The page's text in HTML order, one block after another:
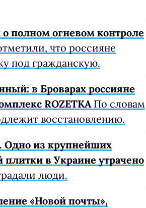
полном огневом контроле
что россияне
под гражданскую.
в Броварах россияне
ROZETKAПо словам
восстановлению.
Одно из крупнейших
в Украине утрачено
люди.
«Новой почты»,